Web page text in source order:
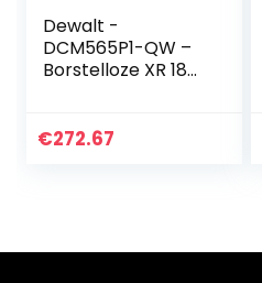
Dewalt -
DCM565P1-QW –
Borstelloze XR 18V ​​​​
Draadloze
€272.67